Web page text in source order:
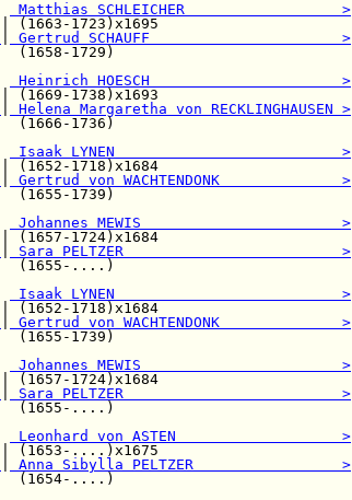
Matthias SCHLEICHER                  >
| (1663-1723)x1695
Gertrud SCHAUFF                      >
(1658-1729)
Heinrich HOESCH                      >
| (1669-1738)x1693
Helena Margaretha von RECKLINGHAUSEN >
(1666-1736)
Isaak LYNEN                          >
| (1652-1718)x1684
Gertrud von WACHTENDONK              >
(1655-1739)
Johannes MEWIS                       >
| (1657-1724)x1684
Sara PELTZER                         >
(1655-....)
Isaak LYNEN                          >
| (1652-1718)x1684
Gertrud von WACHTENDONK              >
(1655-1739)
Johannes MEWIS                       >
| (1657-1724)x1684
Sara PELTZER                         >
(1655-....)
Leonhard von ASTEN                   >
| (1653-....)x1675
Anna Sibylla PELTZER                 >
(1654-....)